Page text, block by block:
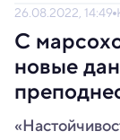
26.08.2022, 14:49
С
новые